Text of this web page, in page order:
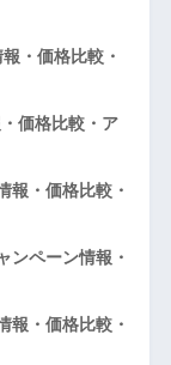
・価格比較・
価格比較・ア
・価格比較・
ペーン情報・
・価格比較・